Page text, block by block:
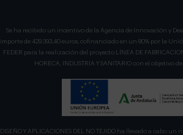
Se ha recibido un incentivo de la Agencia de Innovación y
importe de 429.393,40 euros, cofinanciado en un 80% por la
FEDER para la realización del proyecto LÍNEA DE FABRICACION
HORECA, INDUSTRIA Y SANITARIO con el
DISEÑO Y APLICACIONES DEL NO TEJIDO ha llevado a cabo